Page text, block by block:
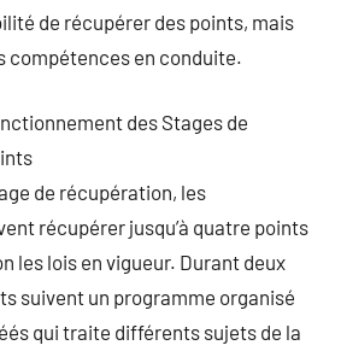
de récupérer des points, mais
compétences en conduite.
des Stages de
de récupération, les
récupérer jusqu’à quatre points
les lois en vigueur. Durant deux
suivent un programme organisé
qui traite différents sujets de la